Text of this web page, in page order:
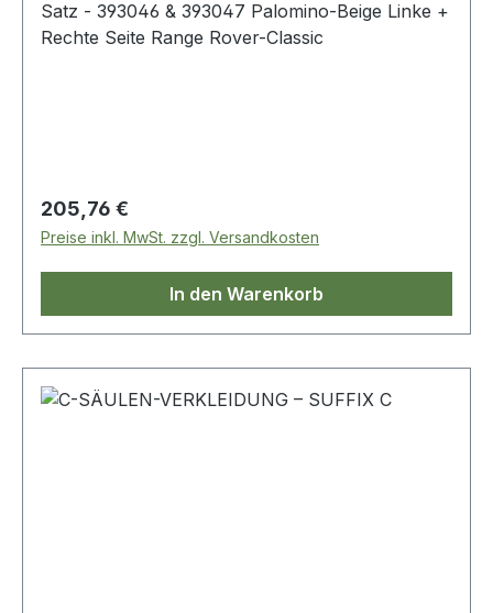
Satz - 393046 & 393047 Palomino-Beige Linke +
Rechte Seite Range Rover-Classic
Regulärer Preis:
205,76 €
Preise inkl. MwSt. zzgl. Versandkosten
In den Warenkorb